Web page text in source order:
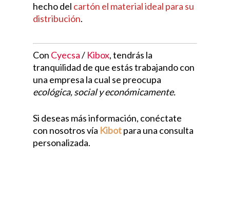
hecho del cartón el material ideal para su
distribución.
Con Cyecsa/ Kibox, tendrás la
tranquilidad de que estás trabajando con
una empresa la cual se preocupa
ecológica, social y económicamente.
Si deseas más información, conéctate
con nosotros vía Kibotpara una consulta
personalizada.